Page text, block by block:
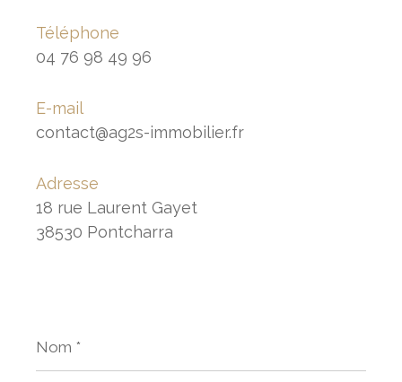
Téléphone
04 76 98 49 96
E-mail
contact@ag2s-immobilier.fr
Adresse
18 rue Laurent Gayet
38530 Pontcharra
*